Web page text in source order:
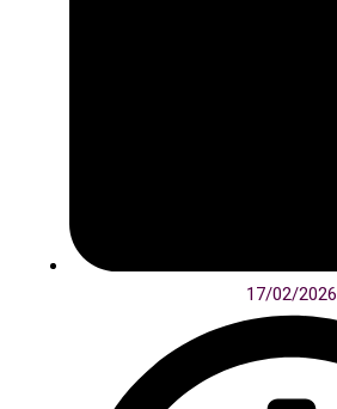
17/02/2026